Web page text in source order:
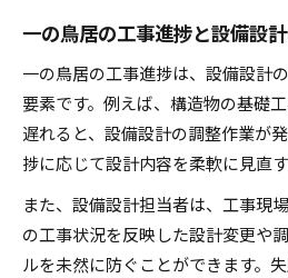
一の鳥居の工事進捗と設備設
一の鳥居の工事進捗は、設備設計
要素です。例えば、構造物の基礎
遅れると、設備設計の調整作業が
捗に応じて設計内容を柔軟に見直
また、設備設計担当者は、工事現
の工事状況を反映した設計変更や
ルを未然に防ぐことができます。